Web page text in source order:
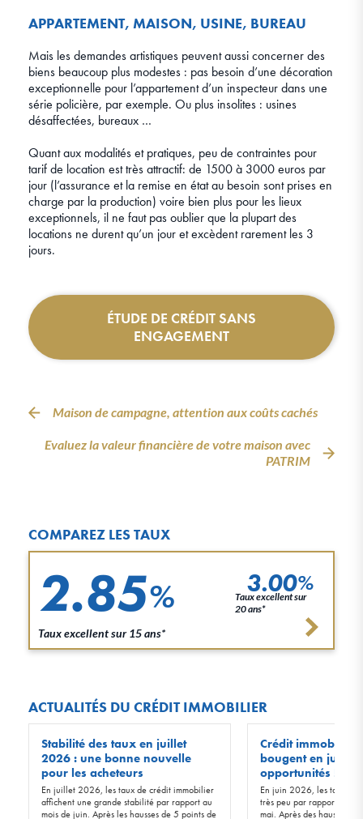
APPARTEMENT, MAISON, USINE, BUREAU
Mais les demandes artistiques peuvent aussi concerner des
biens beaucoup plus modestes : pas besoin d’une décoration
exceptionnelle pour l’appartement d’un inspecteur dans une
série policière, par exemple. Ou plus insolites : usines
désaffectées, bureaux …
Quant aux modalités et pratiques, peu de contraintes pour
tarif de location est très attractif: de 1500 à 3000 euros par
jour (l’assurance et la remise en état au besoin sont prises en
charge par la production) voire bien plus pour les lieux
exceptionnels, il ne faut pas oublier que la plupart des
locations ne durent qu’un jour et excèdent rarement les 3
jours.
ÉTUDE DE CRÉDIT SANS
ENGAGEMENT
Maison de campagne, attention aux coûts cachés
Evaluez la valeur financière de votre maison avec
PATRIM
COMPAREZ LES TAUX
2.85%
Taux excellent sur 15 ans*
3.00%
Taux excellent sur
20 ans*
ACTUALITÉS DU CRÉDIT IMMOBILIER
Stabilité des taux en juillet
2026 : une bonne nouvelle
pour les acheteurs
En juillet 2026, les taux de crédit immobilier
affichent une grande stabilité par rapport au
mois de juin. Après les hausses de 5 points de
Crédit immobilier
bougent en juin
opportunités !
En juin 2026, les taux
très peu par rapport à
mai. Après des hausses